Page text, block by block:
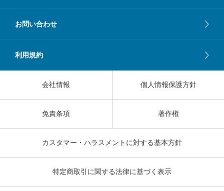
お問い合わせ
利用規約
会社情報 個人情報保護方針
カスタマー・ハラスメントに対する基本方針
免責条項 著作権
特定商取引に関する法律に基づく表示